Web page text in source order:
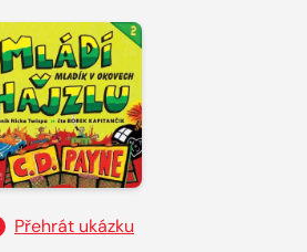
Přehrát ukázku